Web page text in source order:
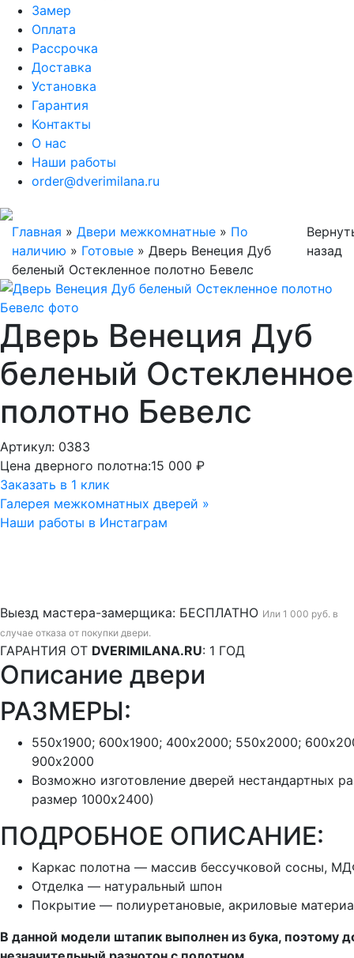
Замер
Оплата
Рассрочка
Доставка
Установка
Гарантия
Контакты
О нас
Наши работы
order@dverimilana.ru
Главная » Двери межкомнатные » По
наличию » Готовые » Дверь Венеция Дуб
беленый Остекленное полотно Бевелс
назад
Дверь Венеция Дуб
беленый Остекленное
полотно Бевелс
Артикул: 0383
Цена дверного полотна:15 000 ₽
Заказать в 1 клик
Галерея межкомнатных дверей »
Наши работы в Инстаграм
Выезд мастера-замерщика: БЕСПЛАТНО Или 1 000 руб. в
случае отказа от покупки двери.
ГАРАНТИЯ ОТ DVERIMILANA.RU: 1 ГОД
Описание двери
РАЗМЕРЫ:
550х1900; 600х1900; 400х2000; 550х2000;
900х2000
Возможно изготовление дверей нестандартных
размер 1000х2400)
ПОДРОБНОЕ ОПИСАНИЕ:
Каркас полотна — массив бессучковой сосны,
Отделка — натуральный шпон
Покрытие — полиуретановые, акриловые
В данной модели штапик выполнен из бука, поэтому